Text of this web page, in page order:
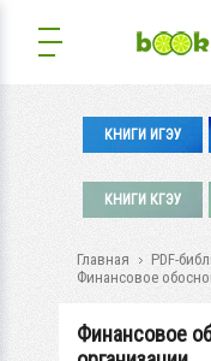
КНИГИ ИГЭУ
КНИГИ КГЭУ
Главная
PDF-
Финансовое
Финансовое